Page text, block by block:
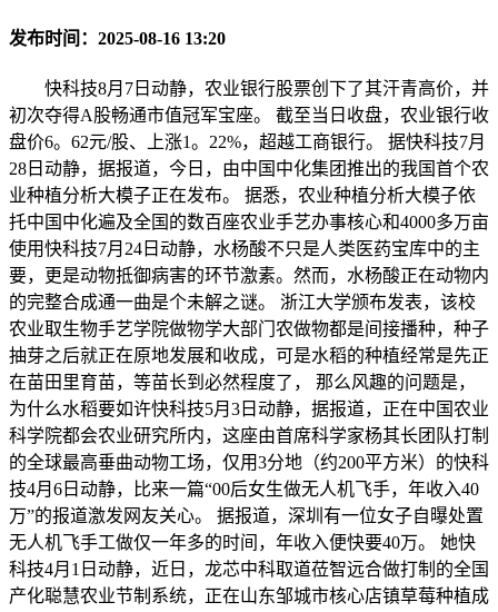
发布时间：2025-08-16 13:20
快科技8月7日动静，农业银行股票创下了其汗青高价，并
初次夺得A股畅通市值冠军宝座。 截至当日收盘，农业银行收
盘价6。62元/股、上涨1。22%，超越工商银行。 据快科技7月
28日动静，据报道，今日，由中国中化集团推出的我国首个农
业种植分析大模子正在发布。 据悉，农业种植分析大模子依
托中国中化遍及全国的数百座农业手艺办事核心和4000多万亩
使用快科技7月24日动静，水杨酸不只是人类医药宝库中的主
要，更是动物抵御病害的环节激素。然而，水杨酸正在动物内
的完整合成通一曲是个未解之谜。 浙江大学颁布发表，该校
农业取生物手艺学院做物学大部门农做物都是间接播种，种子
抽芽之后就正在原地发展和收成，可是水稻的种植经常是先正
在苗田里育苗，等苗长到必然程度了， 那么风趣的问题是，
为什么水稻要如许快科技5月3日动静，据报道，正在中国农业
科学院都会农业研究所内，这座由首席科学家杨其长团队打制
的全球最高垂曲动物工场，仅用3分地（约200平方米）的快科
技4月6日动静，比来一篇“00后女生做无人机飞手，年收入40
万”的报道激发网友关心。 据报道，深圳有一位女子自曝处置
无人机飞手工做仅一年多的时间，年收入便快要40万。 她快
科技4月1日动静，近日，龙芯中科取道莅智远合做打制的全国
产化聪慧农业节制系统，正在山东邹城市核心店镇草莓种植成